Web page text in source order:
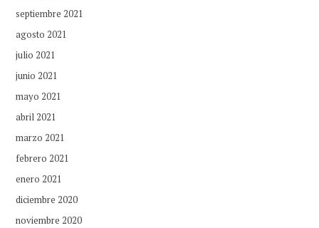
septiembre 2021
agosto 2021
julio 2021
junio 2021
mayo 2021
abril 2021
marzo 2021
febrero 2021
enero 2021
diciembre 2020
noviembre 2020